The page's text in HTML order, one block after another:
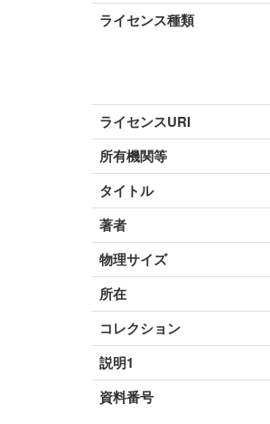
ライセンス種類
ライセンスURI
所有機関等
タイトル
著者
物理サイズ
所在
コレクション
説明1
資料番号